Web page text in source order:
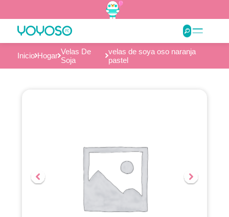
Inicio Hogar Velas De
Soja
velas de soya oso naranja
pastel